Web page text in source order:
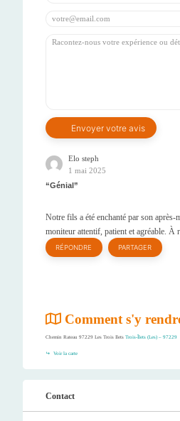
Elo steph
1 mai 2025
Génial
Notre fils a été enchanté par son après-
moniteur attentif, patient et agréable. À
RÉPONDRE PARTAGER
Comment s'y
Chemin Rateau 97229 Les Trois Ilets Trois-Îlets (Les) – 97229
Voir la carte
Contact